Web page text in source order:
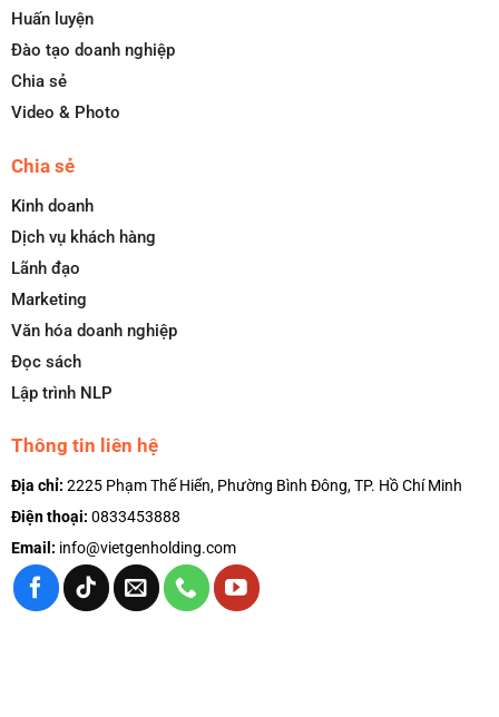
Huấn luyện
Đào tạo doanh nghiệp
Chia sẻ
Video & Photo
Chia sẻ
Kinh doanh
Dịch vụ khách hàng
Lãnh đạo
Marketing
Văn hóa doanh nghiệp
Đọc sách
Lập trình NLP
Thông tin liên hệ
Địa chỉ: 2225 Phạm Thế Hiển, Phường Bình Đông, TP. Hồ Chí Minh
Điện thoại: 0833453888
Email: info@vietgenholding.com